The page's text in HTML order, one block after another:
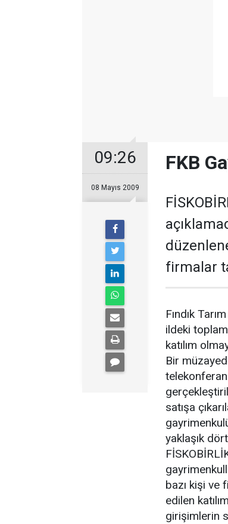
09:26
08 Mayıs 2009
FKB
firmalar
Fındık
ildeki
katılım
Bir
satışa
yaklaşık
bazı kişi ve
edilen
girişimlerin